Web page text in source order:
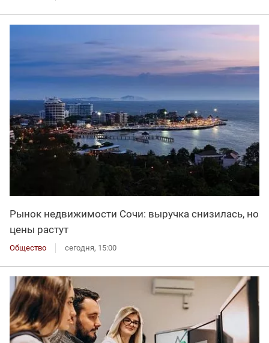
Рынок недвижимости Сочи: выручка снизилась, но
цены растут
Общество сегодня, 15:00